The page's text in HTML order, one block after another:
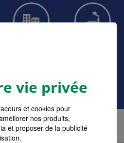
vie privée
et cookies pour
nos produits,
et proposer de la publicité